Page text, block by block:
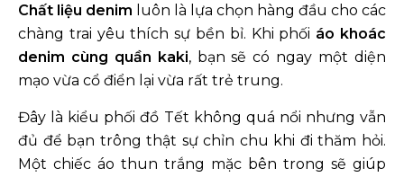
Chất liệu denim luôn là lựa chọn hàng đầu cho các
chàng trai yêu thích sự bền bỉ. Khi phối áo khoác
denim cùng quần kaki, bạn sẽ có ngay một diện
mạo vừa cổ điển lại vừa rất trẻ trung.
Đây là kiểu phối đồ Tết không quá nổi nhưng vẫn
đủ để bạn trông thật sự chỉn chu khi đi thăm hỏi.
Một chiếc áo thun trắng mặc bên trong sẽ giúp